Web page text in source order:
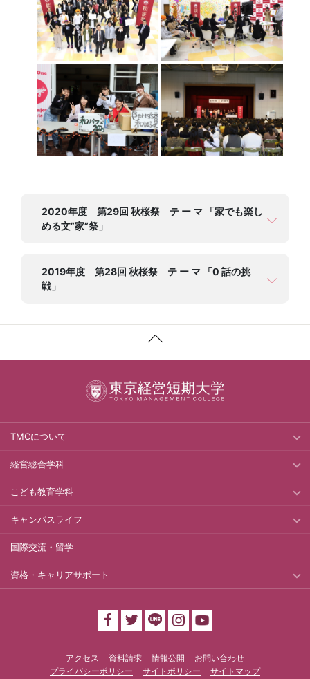
2020年度 第29回 秋桜祭 テ ー マ 「家でも楽し
める文”家”祭」
2019年度 第28回 秋桜祭 テ ー マ 「0 話の挑
戦」
TMCについて
経営総合学科
こども教育学科
キャンパスライフ
国際交流・留学
資格・キャリアサポート
アクセス 資料請求 情報公開
お問い合わせ
プライバシーポリシー
サイトポリシー
サイトマップ